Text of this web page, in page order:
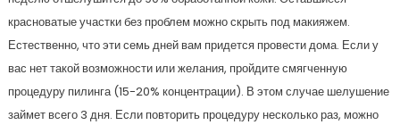
красноватые участки без проблем можно скрыть под макияжем.
Естественно, что эти семь дней вам придется провести дома. Если у
вас нет такой возможности или желания, пройдите смягченную
процедуру пилинга (15-20% концентрации). В этом случае шелушение
займет всего 3 дня. Если повторить процедуру несколько раз, можно